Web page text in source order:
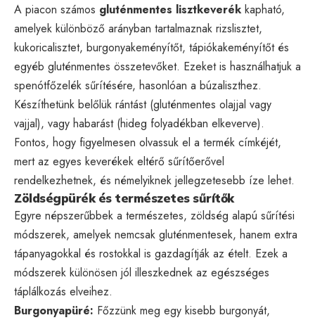
A piacon számos gluténmentes lisztkeverék kapható,
amelyek különböző arányban tartalmaznak rizslisztet,
kukoricalisztet, burgonyakeményítőt, tápiókakeményítőt és
egyéb gluténmentes összetevőket. Ezeket is használhatjuk a
spenótfőzelék sűrítésére, hasonlóan a búzaliszthez.
Készíthetünk belőlük rántást (gluténmentes olajjal vagy
vajjal), vagy habarást (hideg folyadékban elkeverve).
Fontos, hogy figyelmesen olvassuk el a termék címkéjét,
mert az egyes keverékek eltérő sűrítőerővel
rendelkezhetnek, és némelyiknek jellegzetesebb íze lehet.
Zöldségpürék és természetes sűrítők
Egyre népszerűbbek a természetes, zöldség alapú sűrítési
módszerek, amelyek nemcsak gluténmentesek, hanem extra
tápanyagokkal és rostokkal is gazdagítják az ételt. Ezek a
módszerek különösen jól illeszkednek az egészséges
táplálkozás elveihez.
Burgonyapüré: Főzzünk meg egy kisebb burgonyát,